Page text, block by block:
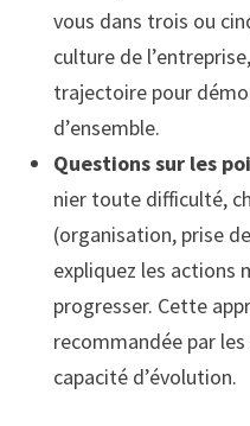
vous dans trois ou
culture de
trajectoire pour
d’ensemble.
Questions sur les
nier toute difficulté,
(organisation, prise
expliquez les actions
progresser. Cette
recommandée par
capacité d’évolution.